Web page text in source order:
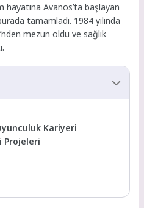
Avanos’ta başlayan
tamamladı. 1984 yılında
mezun oldu ve sağlık
Kariyeri
Projeleri